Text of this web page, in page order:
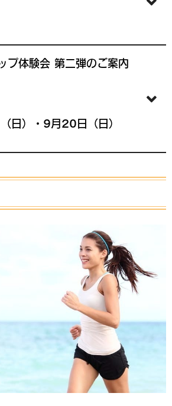
プ体験会 第二弾のご案内
日）・9月20日（日）